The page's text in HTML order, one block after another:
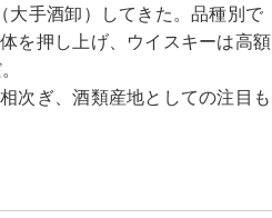
大手酒卸）してきた。品種別で
を押し上げ、ウイスキーは高額
次ぎ、酒類産地としての注目も